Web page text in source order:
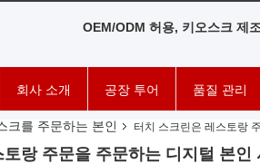
OEM/ODM 허용, 키오스크 제
회사 소개 공장 투어 품질 관리
크를 주문하는 본인 터치 스크린은 레스토랑
랑 주문을 주문하는 디지털 본